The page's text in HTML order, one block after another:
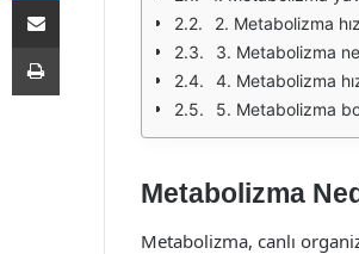
2. Metabolizma
3. Metabolizma
4. Metabolizma
5. Metabolizma
Metabolizma
Metabolizma, canlı